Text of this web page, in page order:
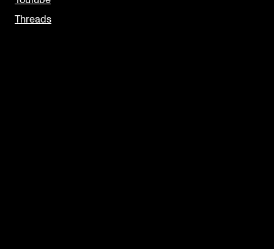
Threads